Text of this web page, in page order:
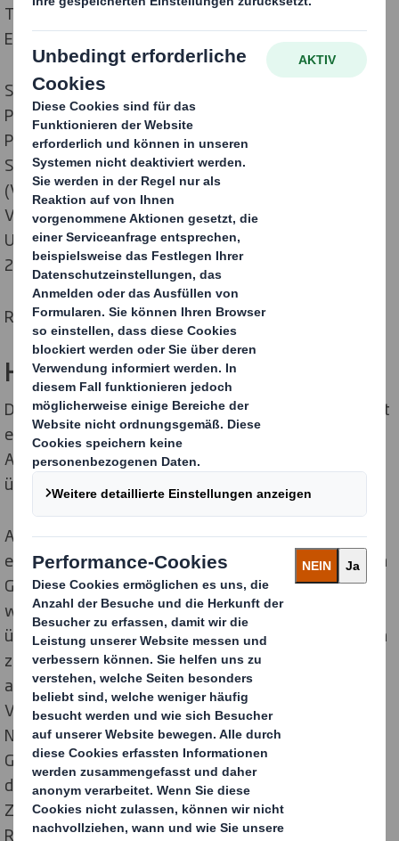
Tel. +49 6 61 88 - 118
E-Mail:contact.sales@dssmith.com
Sitz Erlensee, Registergericht Hanau, HRA 93460
Persönlich haftende Gesellschafterin: DS Smith
Packaging Deutschland Stiftung, Sitz: Nürnberg
Stiftungsvorstand: Dr. Jürgen Bundschuh
(Vorsitzender), Safwan Sehk (stellvertretender
Vorsitzender)
Umsatzsteuer-ID: DE131165763, Steuer-Nr.
238/156/05551
Redaktionelle Verantwortung: Dr. Jürgen Bundschuh
Haftung für Inhalte
Die Inhalte unserer Seiten wurden mit größter Sorgfalt
erstellt. Für die Richtigkeit, Vollständigkeit und
Aktualität der Inhalte können wir jedoch keine Gewähr
übernehmen.
Als Diensteanbieter sind wir gemäß § 7 Abs.1 TMG für
eigene Inhalte auf diesen Seiten nach den allgemeinen
Gesetzen verantwortlich. Nach §§ 8 bis 10 TMG sind
wir als Diensteanbieter jedoch nicht verpflichtet,
übermittelte oder gespeicherte fremde Informationen
zu überwachen oder nach Umständen zu forschen, die
auf eine rechtswidrige Tätigkeit hinweisen.
Verpflichtungen zur Entfernung oder Sperrung der
Nutzung von Informationen nach den allgemeinen
Gesetzen bleiben hiervon unberührt. Eine
diesbezügliche Haftung ist jedoch erst ab dem
Zeitpunkt der Kenntnis einer konkreten
Rechtsverletzung möglich. Bei bekannt werden von